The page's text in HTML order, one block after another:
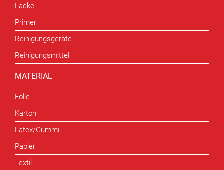
Lacke
Primer
Reinigungsgeräte
Reinigungsmittel
MATERIAL
Folie
Karton
Latex/Gummi
Papier
Textil